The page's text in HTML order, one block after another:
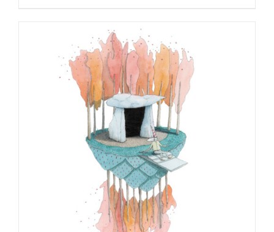
SELECCIONAR OPCIONES / DETALLES